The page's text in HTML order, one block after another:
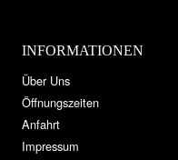
INFORMATIONEN
Über Uns
Öffnungszeiten
Anfahrt
Impressum